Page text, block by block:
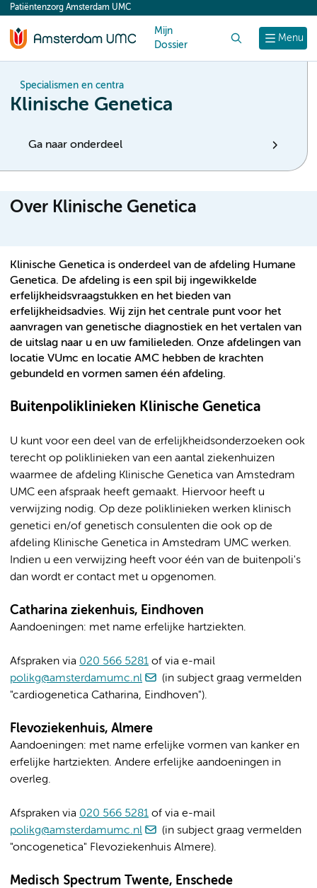
content
Menu
Patiëntenzorg Amsterdam UMC
Mijn
Dossier
Specialismen en centra
Klinische Genetica
Ga naar onderdeel
Over Klinische Genetica
Klinische Genetica is onderdeel van de afdeling Humane
Genetica. De afdeling is een spil bij ingewikkelde
erfelijkheidsvraagstukken en het bieden van
erfelijkheidsadvies. Wij zijn het centrale punt voor het
aanvragen van genetische diagnostiek en het vertalen van
de uitslag naar u en uw familieleden. Onze afdelingen van
locatie VUmc en locatie AMC hebben de krachten
gebundeld en vormen samen één afdeling.
Buitenpoliklinieken Klinische Genetica
U kunt voor een deel van de erfelijkheidsonderzoeken ook
terecht op poliklinieken van een aantal ziekenhuizen
waarmee de afdeling Klinische Genetica van Amstedram
UMC een afspraak heeft gemaakt. Hiervoor heeft u
verwijzing nodig. Op deze poliklinieken werken klinisch
genetici en/of genetisch consulenten die ook op de
afdeling Klinische Genetica in Amstedram UMC werken.
Indien u een verwijzing heeft voor één van de buitenpoli's
dan wordt er contact met u opgenomen.
Catharina ziekenhuis, Eindhoven
Aandoeningen: met name erfelijke hartziekten.
Afspraken via 020 566 5281 of via e-mail
polikg@amsterdamumc.nl
(in subject graag vermelden
"cardiogenetica Catharina, Eindhoven").
Flevoziekenhuis, Almere
Aandoeningen: met name erfelijke vormen van kanker en
erfelijke hartziekten. Andere erfelijke aandoeningen in
overleg.
Afspraken via 020 566 5281 of via e-mail
polikg@amsterdamumc.nl
(in subject graag vermelden
"oncogenetica" Flevoziekenhuis Almere).
Medisch Spectrum Twente, Enschede